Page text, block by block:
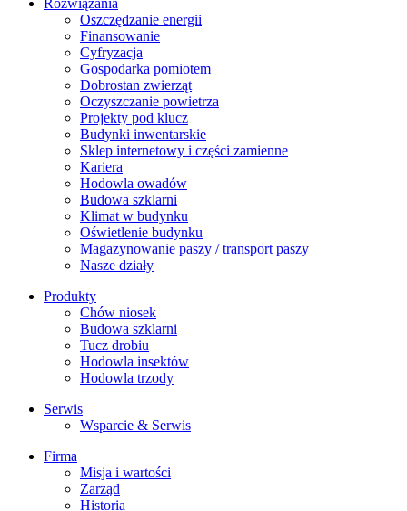
Rozwiązania
​Oszczędzanie energii
Finansowanie
Cyfryzacja
Gospodarka pomiotem
Dobrostan zwierząt
Oczyszczanie powietrza
Projekty pod klucz
Budynki inwentarskie
Sklep internetowy i części zamienne
Kariera
Hodowla owadów
Budowa szklarni
Klimat w budynku
Oświetlenie budynku
Magazynowanie paszy / transport paszy
Nasze działy
Produkty
Chów niosek
Budowa szklarni
Tucz drobiu
Hodowla insektów
Hodowla trzody
Serwis
Wsparcie & Serwis
Firma
Misja i wartości
Zarząd
Historia